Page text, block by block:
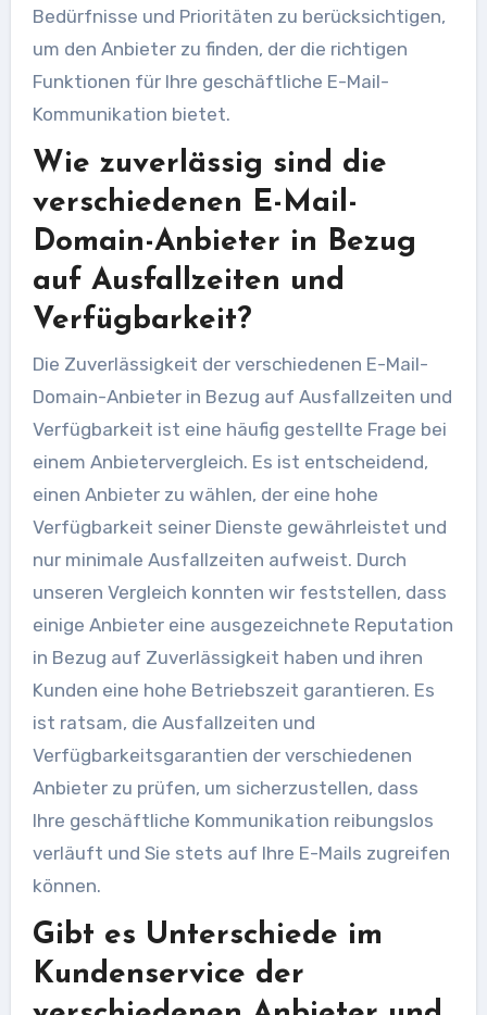
Bedürfnisse und Prioritäten zu berücksichtigen,
um den Anbieter zu finden, der die richtigen
Funktionen für Ihre geschäftliche E-Mail-
Kommunikation bietet.
Wie zuverlässig sind die
verschiedenen E-Mail-
Domain-Anbieter in Bezug
auf Ausfallzeiten und
Verfügbarkeit?
Die Zuverlässigkeit der verschiedenen E-Mail-
Domain-Anbieter in Bezug auf Ausfallzeiten und
Verfügbarkeit ist eine häufig gestellte Frage bei
einem Anbietervergleich. Es ist entscheidend,
einen Anbieter zu wählen, der eine hohe
Verfügbarkeit seiner Dienste gewährleistet und
nur minimale Ausfallzeiten aufweist. Durch
unseren Vergleich konnten wir feststellen, dass
einige Anbieter eine ausgezeichnete Reputation
in Bezug auf Zuverlässigkeit haben und ihren
Kunden eine hohe Betriebszeit garantieren. Es
ist ratsam, die Ausfallzeiten und
Verfügbarkeitsgarantien der verschiedenen
Anbieter zu prüfen, um sicherzustellen, dass
Ihre geschäftliche Kommunikation reibungslos
verläuft und Sie stets auf Ihre E-Mails zugreifen
können.
Gibt es Unterschiede im
Kundenservice der